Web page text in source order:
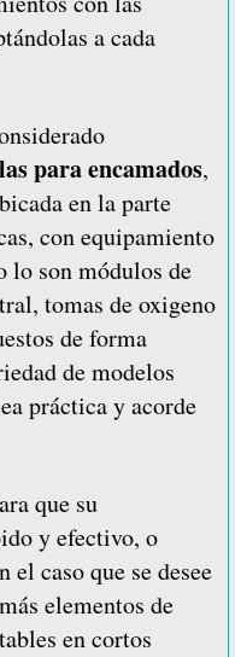
a cada
para encamados,
en la parte
con equipamiento
lo son módulos de
tomas de oxigeno
de forma
de modelos
práctica y acorde
que su
y efectivo, o
caso que se desee
elementos de
en cortos